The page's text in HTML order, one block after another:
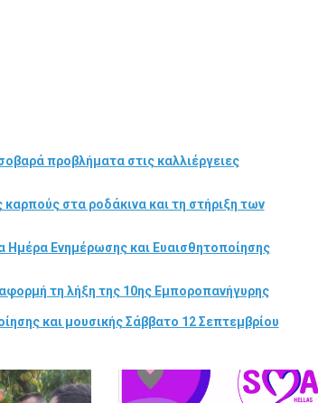
προβλήματα στις καλλιέργειες
στα ροδάκινα και τη στήριξη των
Ενημέρωσης και Ευαισθητοποίησης
τη λήξη της 10ης Εμποροπανήγυρης
και μουσικής Σάββατο 12 Σεπτεμβρίου